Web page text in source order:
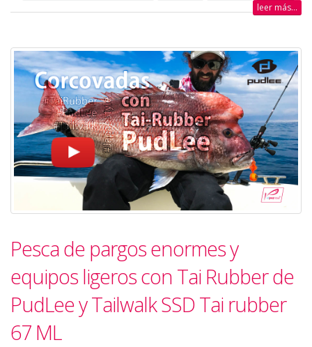
leer más...
Pesca de pargos enormes y
equipos ligeros con Tai Rubber de
PudLee y Tailwalk SSD Tai rubber
67 ML